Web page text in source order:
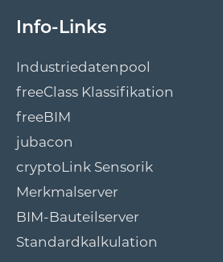
Info-Links
Industriedatenpool
freeClass Klassifikation
freeBIM
jubacon
cryptoLink Sensorik
Merkmalserver
BIM-Bauteilserver
Standardkalkulation